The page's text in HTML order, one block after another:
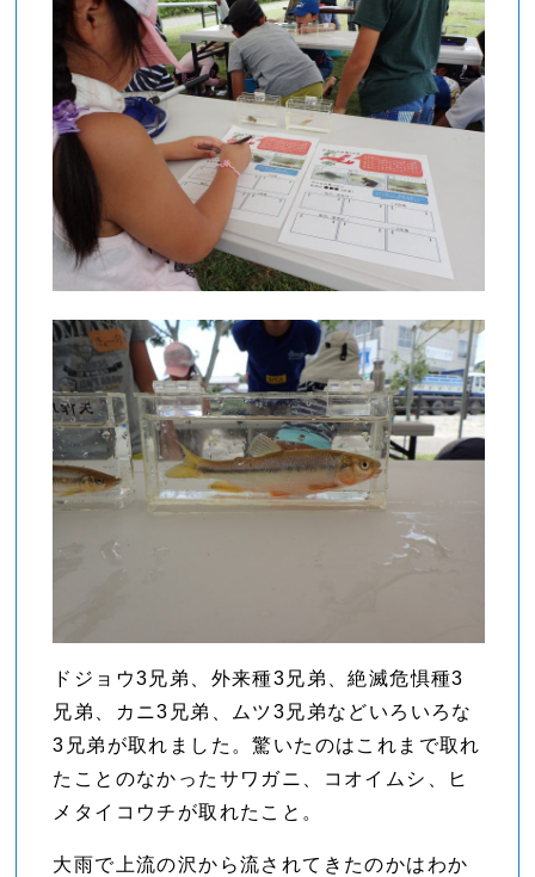
ドジョウ3兄弟、外来種3兄弟、絶滅危惧種3
兄弟、カニ3兄弟、ムツ3兄弟などいろいろな
3兄弟が取れました。驚いたのはこれまで取れ
たことのなかったサワガニ、コオイムシ、ヒ
メタイコウチが取れたこと。
大雨で上流の沢から流されてきたのかはわか